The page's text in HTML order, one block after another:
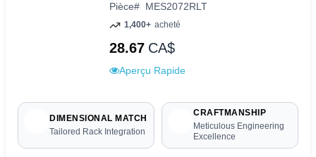
Pièce# MES2072RLT
1,400+ acheté
28.67 CA$
Aperçu Rapide
DIMENSIONAL MATCH
Tailored Rack Integration
CRAFTMANSHIP
Meticulous Engineering
Excellence